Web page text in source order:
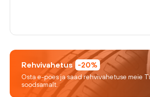
Rehvivahetus -20%
Osta e-poes ja saad rehvivahetuse meie
soodsamalt.